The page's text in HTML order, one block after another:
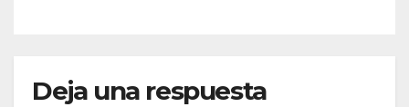
Deja una respuesta